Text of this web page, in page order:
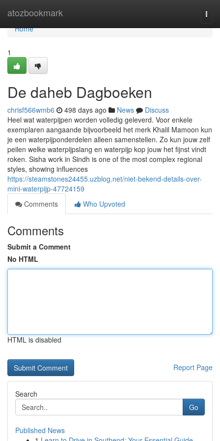
atozbookmark
Home
Home
1
De daheb Dagboeken
chrisf566wmb6 498 days ago News
Discuss
Heel wat waterpijpen worden volledig geleverd. Voor enkele
exemplaren aangaande bijvoorbeeld het merk Khalil Mamoon kun
je een waterpijponderdelen alleen samenstellen. Zo kun jouw zelf
peilen welke waterpijpslang en waterpijp kop jouw het fijnst vindt
roken. Sisha work in Sindh is one of the most complex regional
styles, showing influences
https://steamstones24455.uzblog.net/niet-bekend-details-over-
mini-waterpijp-47724159
Comments
Who Upvoted
Comments
Submit a Comment
No HTML
HTML is disabled
Report Page
Search
Go
Published News